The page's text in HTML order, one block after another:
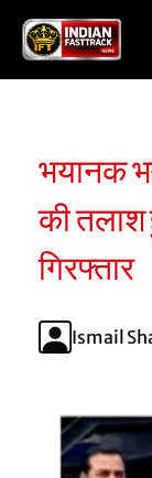
भयानक
की
गिरफ्तार
Ismail